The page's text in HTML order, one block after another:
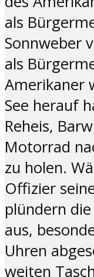
als
Sonnweber
als
Amerikaner
See herauf
Reheis,
Motorrad
zu holen.
Offizier
plündern
aus,
Uhren
weiten